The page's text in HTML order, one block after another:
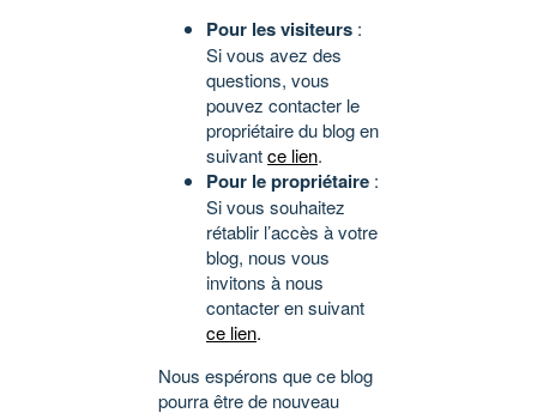
Pour les visiteurs :
Si vous avez des
questions, vous
pouvez contacter le
propriétaire du blog en
suivantce lien.
Pour le propriétaire :
Si vous souhaitez
rétablir l’accès à votre
blog, nous vous
invitons à nous
contacter en suivant
ce lien.
Nous espérons que ce blog
pourra être de nouveau